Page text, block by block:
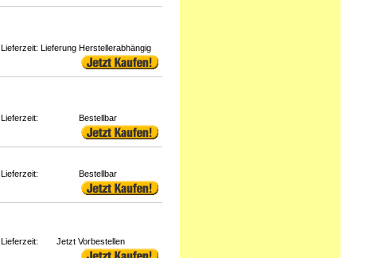
Lieferzeit: Lieferung Herstellerabhängig
Lieferzeit: Bestellbar
Lieferzeit: Bestellbar
Lieferzeit: Jetzt Vorbestellen